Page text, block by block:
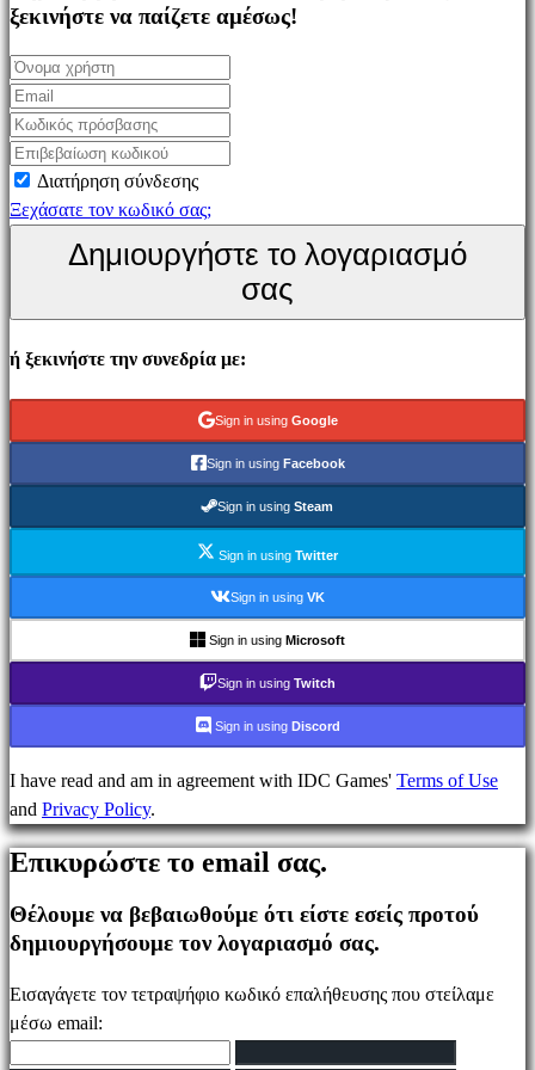
Simulation
Puzzle
Fighting
games
Παρουσιάσεις
Κοινότητα
Εκδηλώσεις
εντός
Μέσα
IDC
Gifts
Λογαριασμός
Εγγραφείτε
Σύνδεση
τον
κωδικό
σας;
ξεκινήστε να παίζετε αμέσως!
Διατήρηση σύνδεσης
Ξεχάσατε τον κωδικό σας;
Δημιουργήστε το λογαριασμό
σας
ή ξεκινήστε την συνεδρία με:
Sign in using Google
Sign in using Facebook
Sign in using Steam
Sign in using Twitter
Sign in using VK
Sign in using Microsoft
Sign in using Twitch
Sign in using Discord
I have read and am in agreement with IDC Games' Terms of Use
and Privacy Policy.
Επικυρώστε το email σας.
Θέλουμε να βεβαιωθούμε ότι είστε εσείς προτού
δημιουργήσουμε τον λογαριασμό σας.
Εισαγάγετε τον τετραψήφιο κωδικό επαλήθευσης που στείλαμε
μέσω email: